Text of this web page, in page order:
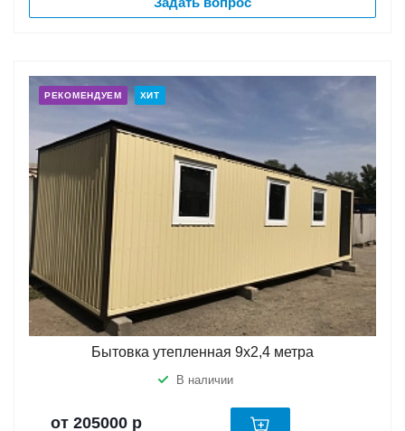
РЕКОМЕНДУЕМ ХИТ
Бытовка утепленная 9х2,4 метра
В наличии
от 205000 р